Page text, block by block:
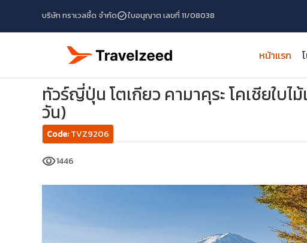
บริษัท ทราเวลซี้ด จำกัดcheck_circleใบอนุญาต เลขที่ 11/08038
หน้าแรก
หน้าแรก โปรแกรมทัวร์ ทัวร์ญี่ปุ่น
ทัวร์ญี่ปุ่น โตเกียว คามาคุระ โคเชียใบไ
วัน)
Code:TVZ9206
visibility1446